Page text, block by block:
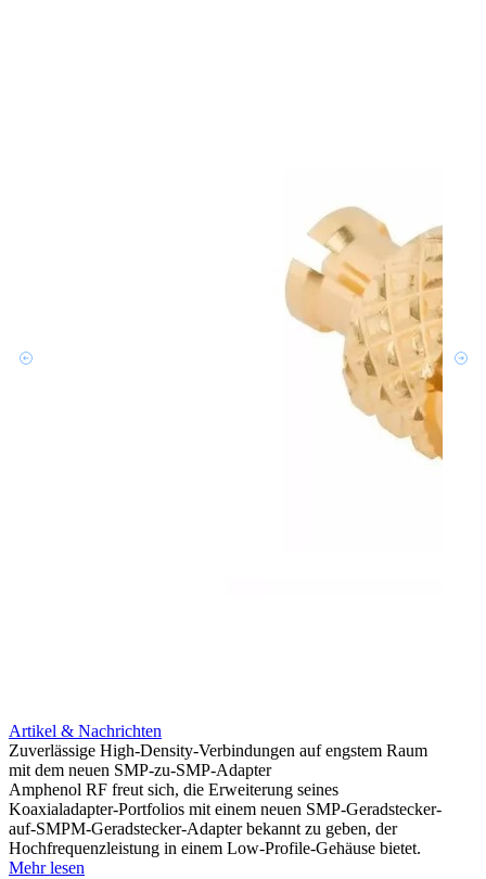
Artikel & Nachrichten
Zuverlässige High-Density-Verbindungen auf engstem Raum
mit dem neuen SMP-zu-SMP-Adapter
Amphenol RF freut sich, die Erweiterung seines
Koaxialadapter-Portfolios mit einem neuen SMP-Geradstecker-
auf-SMPM-Geradstecker-Adapter bekannt zu geben, der
Hochfrequenzleistung in einem Low-Profile-Gehäuse bietet.
Mehr lesen